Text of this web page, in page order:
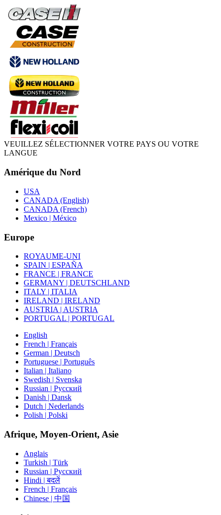
VEUILLEZ SÉLECTIONNER VOTRE PAYS OU VOTRE
LANGUE
Amérique du Nord
USA
CANADA (English)
CANADA (French)
Mexico | México
Europe
ROYAUME-UNI
SPAIN | ESPAÑA
FRANCE | FRANCE
GERMANY | DEUTSCHLAND
ITALY | ITALIA
IRELAND | IRELAND
AUSTRIA | AUSTRIA
PORTUGAL | PORTUGAL
English
French | Français
German | Deutsch
Portuguese | Português
Italian | Italiano
Swedish | Svenska
Russian | Русский
Danish | Dansk
Dutch | Nederlands
Polish | Polski
Afrique, Moyen-Orient, Asie
Anglais
Turkish | Türk
Russian | Русский
Hindi | बदलें
French | Français
Chinese | 中国